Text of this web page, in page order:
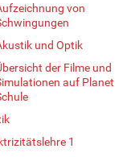
von
und Optik
der Filme und
auf Planet
1